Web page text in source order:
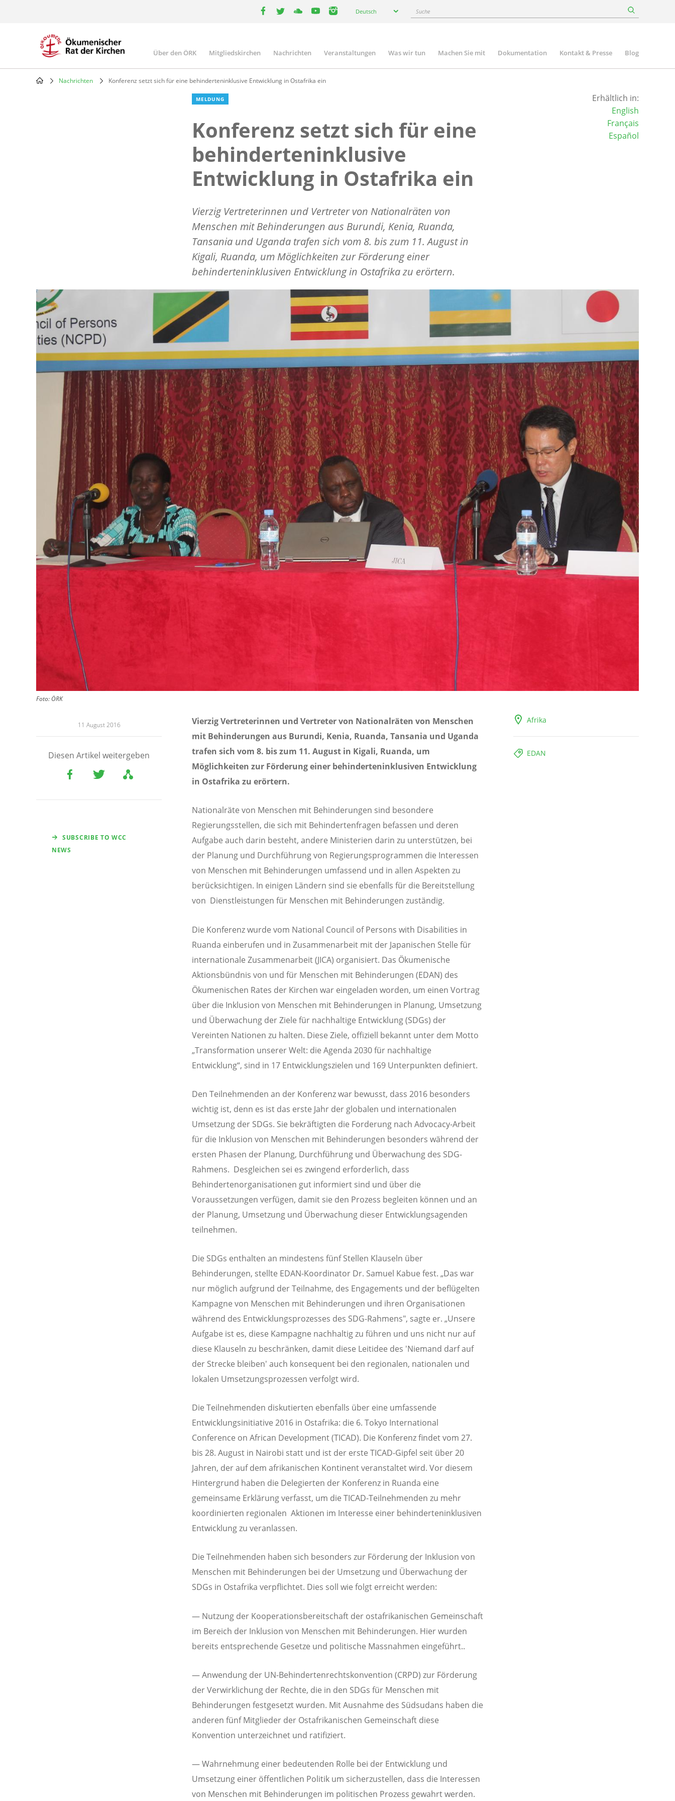
Deutsch Suche
Main
navigation
Über den ÖRK Mitgliedskirchen Nachrichten Veranstaltungen Was wir tun Machen Sie mit Dokumentation Kontakt & Presse Blog
Nachrichten Konferenz setzt sich für eine behinderteninklusive Entwicklung in Ostafrika ein
MELDUNG
Konferenz setzt sich für eine
behinderteninklusive
Entwicklung in Ostafrika ein
Vierzig Vertreterinnen und Vertreter von Nationalräten von
Menschen mit Behinderungen aus Burundi, Kenia, Ruanda,
Tansania und Uganda trafen sich vom 8. bis zum 11. August in
Kigali, Ruanda, um Möglichkeiten zur Förderung einer
behinderteninklusiven Entwicklung in Ostafrika zu erörtern.
Erhältlich in:
English
Français
Español
Image
Foto: ÖRK
11 August 2016
Diesen Artikel weitergeben
SUBSCRIBE TO WCC
NEWS
Afrika
EDAN
Vierzig Vertreterinnen und Vertreter von Nationalräten von Menschen
mit Behinderungen aus Burundi, Kenia, Ruanda, Tansania und Uganda
trafen sich vom 8. bis zum 11. August in Kigali, Ruanda, um
Möglichkeiten zur Förderung einer behinderteninklusiven Entwicklung
in Ostafrika zu erörtern.
Nationalräte von Menschen mit Behinderungen sind besondere
Regierungsstellen, die sich mit Behindertenfragen befassen und deren
Aufgabe auch darin besteht, andere Ministerien darin zu unterstützen, bei
der Planung und Durchführung von Regierungsprogrammen die Interessen
von Menschen mit Behinderungen umfassend und in allen Aspekten zu
berücksichtigen. In einigen Ländern sind sie ebenfalls für die Bereitstellung
von Dienstleistungen für Menschen mit Behinderungen zuständig.
Die Konferenz wurde vom National Council of Persons with Disabilities in
Ruanda einberufen und in Zusammenarbeit mit der Japanischen Stelle für
internationale Zusammenarbeit (JICA) organisiert. Das Ökumenische
Aktionsbündnis von und für Menschen mit Behinderungen (EDAN) des
Ökumenischen Rates der Kirchen war eingeladen worden, um einen Vortrag
über die Inklusion von Menschen mit Behinderungen in Planung, Umsetzung
und Überwachung der Ziele für nachhaltige Entwicklung (SDGs) der
Vereinten Nationen zu halten. Diese Ziele, offiziell bekannt unter dem Motto
„Transformation unserer Welt: die Agenda 2030 für nachhaltige
Entwicklung“, sind in 17 Entwicklungszielen und 169 Unterpunkten definiert.
Den Teilnehmenden an der Konferenz war bewusst, dass 2016 besonders
wichtig ist, denn es ist das erste Jahr der globalen und internationalen
Umsetzung der SDGs. Sie bekräftigten die Forderung nach Advocacy-Arbeit
für die Inklusion von Menschen mit Behinderungen besonders während der
ersten Phasen der Planung, Durchführung und Überwachung des SDG-
Rahmens. Desgleichen sei es zwingend erforderlich, dass
Behindertenorganisationen gut informiert sind und über die
Voraussetzungen verfügen, damit sie den Prozess begleiten können und an
der Planung, Umsetzung und Überwachung dieser Entwicklungsagenden
teilnehmen.
Die SDGs enthalten an mindestens fünf Stellen Klauseln über
Behinderungen, stellte EDAN-Koordinator Dr. Samuel Kabue fest. „Das war
nur möglich aufgrund der Teilnahme, des Engagements und der beflügelten
Kampagne von Menschen mit Behinderungen und ihren Organisationen
während des Entwicklungsprozesses des SDG-Rahmens", sagte er. „Unsere
Aufgabe ist es, diese Kampagne nachhaltig zu führen und uns nicht nur auf
diese Klauseln zu beschränken, damit diese Leitidee des 'Niemand darf auf
der Strecke bleiben' auch konsequent bei den regionalen, nationalen und
lokalen Umsetzungsprozessen verfolgt wird.
Die Teilnehmenden diskutierten ebenfalls über eine umfassende
Entwicklungsinitiative 2016 in Ostafrika: die 6. Tokyo International
Conference on African Development (TICAD). Die Konferenz findet vom 27.
bis 28. August in Nairobi statt und ist der erste TICAD-Gipfel seit über 20
Jahren, der auf dem afrikanischen Kontinent veranstaltet wird. Vor diesem
Hintergrund haben die Delegierten der Konferenz in Ruanda eine
gemeinsame Erklärung verfasst, um die TICAD-Teilnehmenden zu mehr
koordinierten regionalen Aktionen im Interesse einer behinderteninklusiven
Entwicklung zu veranlassen.
Die Teilnehmenden haben sich besonders zur Förderung der Inklusion von
Menschen mit Behinderungen bei der Umsetzung und Überwachung der
SDGs in Ostafrika verpflichtet. Dies soll wie folgt erreicht werden:
— Nutzung der Kooperationsbereitschaft der ostafrikanischen Gemeinschaft
im Bereich der Inklusion von Menschen mit Behinderungen. Hier wurden
bereits entsprechende Gesetze und politische Massnahmen eingeführt..
— Anwendung der UN-Behindertenrechtskonvention (CRPD) zur Förderung
der Verwirklichung der Rechte, die in den SDGs für Menschen mit
Behinderungen festgesetzt wurden. Mit Ausnahme des Südsudans haben die
anderen fünf Mitglieder der Ostafrikanischen Gemeinschaft diese
Konvention unterzeichnet und ratifiziert.
— Wahrnehmung einer bedeutenden Rolle bei der Entwicklung und
Umsetzung einer öffentlichen Politik um sicherzustellen, dass die Interessen
von Menschen mit Behinderungen im politischen Prozess gewahrt werden.